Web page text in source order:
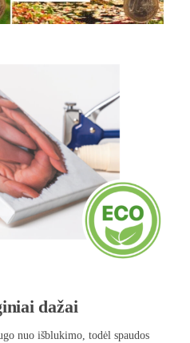
dažai
nuo išblukimo, todėl spaudos